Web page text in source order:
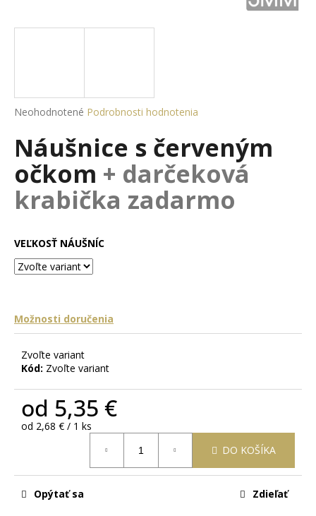
Priemerné
produktu
je
z
5
hviezdičiek.
Neohodnotené Podrobnosti hodnotenia
Náušnice s červeným
očkom + darčeková
krabička zadarmo
VEĽKOSŤ NÁUŠNÍC
Možnosti doručenia
Zvoľte variant
Kód: Zvoľte variant
od 5,35 €
Jednotková
od 2,68 € / 1 ks
DO KOŠÍKA
Opýtať sa Zdieľať
j
?
d
p
o
č
a
m
e
RETIAZKA
PRÍVESKOM
JANG
DARČEKOVÁ